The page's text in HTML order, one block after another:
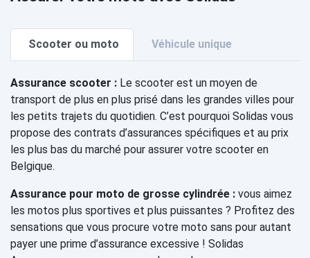
Scooter ou moto Véhicule unique
Assurance scooter : Le scooter est un moyen de
transport de plus en plus prisé dans les grandes villes pour
les petits trajets du quotidien. C’est pourquoi Solidas vous
propose des contrats d’assurances spécifiques et au prix
les plus bas du marché pour assurer votre scooter en
Belgique.
Assurance pour moto de grosse cylindrée : vous aimez
les motos plus sportives et plus puissantes ? Profitez des
sensations que vous procure votre moto sans pour autant
payer une prime d’assurance excessive ! Solidas